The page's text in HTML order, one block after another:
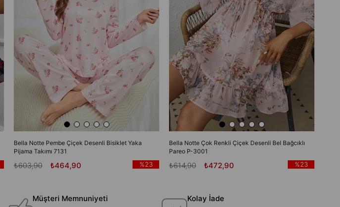
Bella Notte Pembe Çiçek Desenli Bisiklet Yaka
Pijama Takımı 7131
₺464,90
₺603,90 %23
Bella Notte Çok Renkli Çiçek Desenli Bel Bağcıklı
Pareo P-3001
₺472,90
₺614,90 %23
Müşteri Memnuniyeti Kolay İade